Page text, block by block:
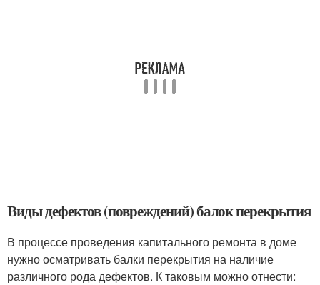
Виды дефектов (повреждений) балок перекрытия
В процессе проведения капитального ремонта в доме
нужно осматривать балки перекрытия на наличие
различного рода дефектов. К таковым можно отнести: